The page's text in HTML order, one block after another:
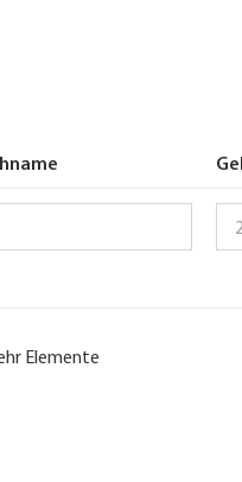
Elemente